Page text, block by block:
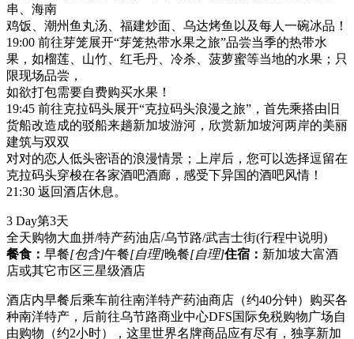
串、海南
鸡饭、潮州鱼丸汤、福建炒面、乌达烤鱼以及每人一碗冰品！
19:00 前往芽笼展开“芽笼热带水果之旅”品尝当季的热带水
果，如榴莲、山竹、红毛丹、冷杀、菠萝蜜等当地的水果；只
限现场品尝，
如欲打包需要自费购买水果！
19:45 前往克拉码头展开“克拉码头浪漫之旅”，首先乘搭由旧
货船改造成的驳船来趟新加坡游河，欣赏新加坡河两岸的美丽
建筑与双双
对对的恋人低头密语的浪漫情景；上岸后，您可以选择逗留在
克拉码头穿梭在各家酒吧酒廊，感受下异国的酒吧风情！
21:30 返回酒店休息。
3 Day第3天
全天购物大血拼/特产药油店/乌节路/武吉士街(行程中说明)
餐食： 早餐[包含]午餐[自理]晚餐[自理]住宿： 新加坡大富酒
店或其它市区三星级酒店
酒店内早餐后乘车前往南洋特产药油商店（约40分钟）购买各
种南洋特产，后前往乌节路商业中心DFS国际免税购物广场自
由购物（约2小时），这里世界名牌商品应有尽有，独享新加